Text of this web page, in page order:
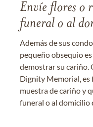
Envíe flores o
funeral o al
Además de sus
pequeño obsequio
demostrar su cariño.
Dignity Memorial, es
muestra de cariño y
funeral o al domicilio